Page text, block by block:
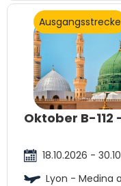
Ausgangsstrecke
Oktober B-112
18.10.2026 -
Lyon - Medina